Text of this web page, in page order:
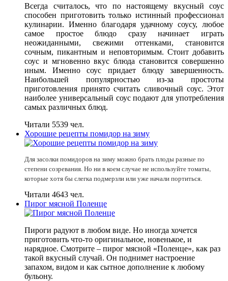
Всегда считалось, что по настоящему вкусный соус
способен приготовить только истинный профессионал
кулинарии. Именно благодаря удачному соусу, любое
самое простое блюдо сразу начинает играть
неожиданными, свежими оттенками, становится
сочным, пикантным и неповторимым. Стоит добавить
соус и мгновенно вкус блюда становится совершенно
иным. Именно соус придает блюду завершенность.
Наибольшей популярностью из-за простоты
приготовления принято считать сливочный соус. Этот
наиболее универсальный соус подают для употребления
самых различных блюд.
Читали 5539 чел.
Хорошие рецепты помидор на зиму
Для засолки помидоров на зиму можно брать плоды разные по
степени созревания. Но ни в коем случае не используйте томаты,
которые хотя бы слегка подмерзли или уже начали портиться.
Читали 4643 чел.
Пирог мясной Поленце
Пироги радуют в любом виде. Но иногда хочется
приготовить что-то оригинальное, новенькое, и
нарядное. Смотрите – пирог мясной «Поленце», как раз
такой вкусный случай. Он поднимет настроение
запахом, видом и как сытное дополнение к любому
бульону.